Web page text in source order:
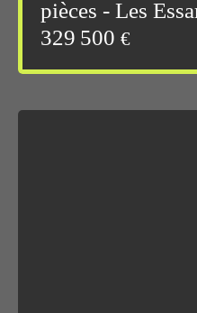
pièces - Les
329 500 €